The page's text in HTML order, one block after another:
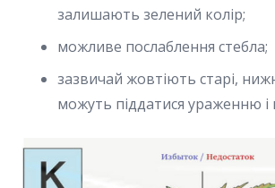
залишають зелений колір;
можливе послаблення стебла;
зазвичай жовтіють старі,
можуть піддатися ураженню і